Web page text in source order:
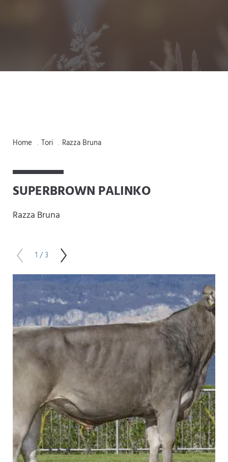
Home . Tori . Razza Bruna
SUPERBROWN PALINKO
Razza Bruna
1 / 3